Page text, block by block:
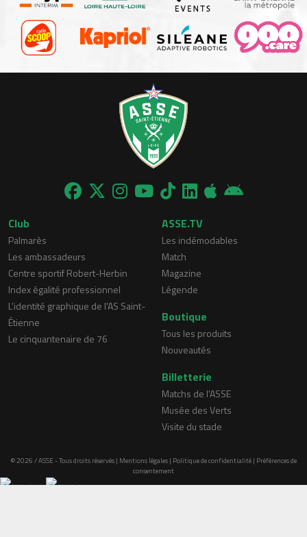
Club
Palmarès
Les ambassadeurs
Centre sportif Robert-Herbin
Index égalité professionnel
L'identité graphique de l'AS Saint-
Étienne
Le cinquantenaire de 76
ASSE.TV
Les indémodables
Match
Magazine
Légende
Boutique
Tous les produits
Nouveautés
Billetterie
Matchs de l'ASSE
Musée des Verts
Visite du stade
© 2026 / ASSE - Tous droits réservés | Mentions légales| Politique de confidentialité| Préférences de
consentement